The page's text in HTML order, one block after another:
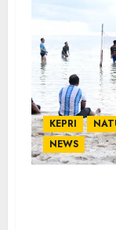
KEPRI
NEWS